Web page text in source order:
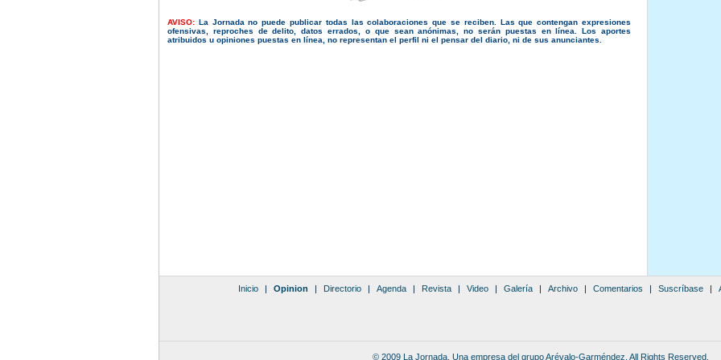
AVISO: La Jornada no puede publicar todas las colaboraciones que se reciben. Las que contengan expresiones
ofensivas, reproches de delito, datos errados, o que sean anónimas, no serán puestas en línea. Los aportes
atribuidos u opiniones puestas en línea, no representan el perfil ni el pensar del diario, ni de sus anunciantes.
Inicio | Opinion | Directorio | Agenda | Revista | Video | Galería | Archivo | Comentarios | Suscríbase |
© 2009 La Jornada. Una empresa del grupo Arévalo-Garméndez. All Rights Reserved.